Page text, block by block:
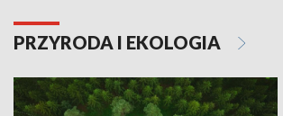
PRZYRODA I EKOLOGIA